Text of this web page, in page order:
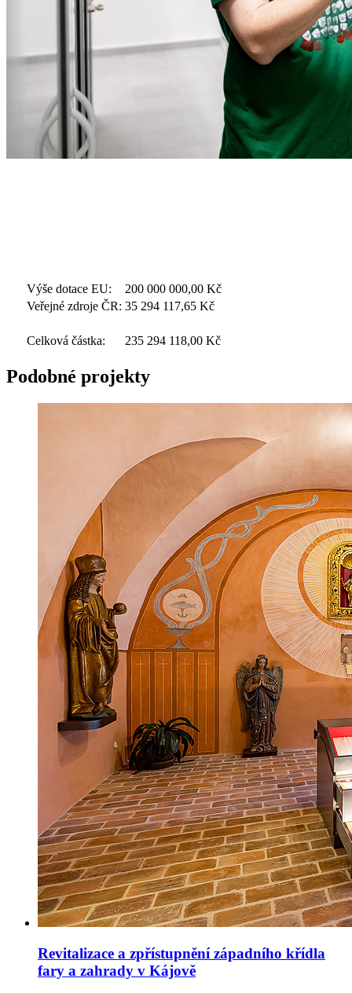
Výše dotace EU: 200 000 000,00 Kč
Veřejné zdroje ČR: 35 294 117,65 Kč
Celková částka: 235 294 118,00 Kč
Podobné projekty
Revitalizace a zpřístupnění západního křídla
fary a zahrady v Kájově